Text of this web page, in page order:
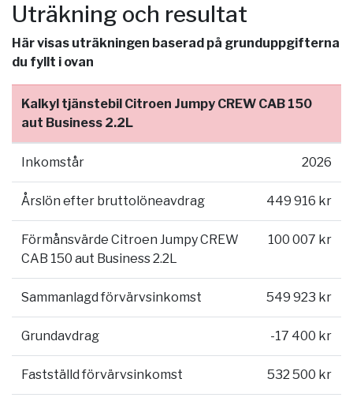
Uträkning och resultat
Här visas uträkningen baserad på grunduppgifterna
du fyllt i ovan
Kalkyl tjänstebil Citroen Jumpy CREW CAB 150
aut Business 2.2L
Inkomstår 2026
Årslön efter bruttolöneavdrag 449 916 kr
Förmånsvärde Citroen Jumpy CREW
CAB 150 aut Business 2.2L
100 007 kr
Sammanlagd förvärvsinkomst 549 923 kr
Grundavdrag -17 400 kr
Fastställd förvärvsinkomst 532 500 kr